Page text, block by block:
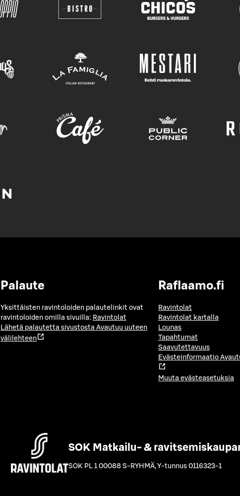
Palaute
Yksittäisten ravintoloiden palautelinkit ovat
ravintoloiden omilla sivuilla: Ravintolat
Lähetä palautetta sivustosta Avautuu uuteen
välilehteen
Raflaamo.fi
Ravintolat
Ravintolat kartalla
Lounas
Tapahtumat
Saavutettavuus
Evästeinformaatio
Muuta evästeasetuksia
SOK Matkailu- &
SOK PL 1 00088 S-RYHMÄ,Y-tunnus 0116323-1